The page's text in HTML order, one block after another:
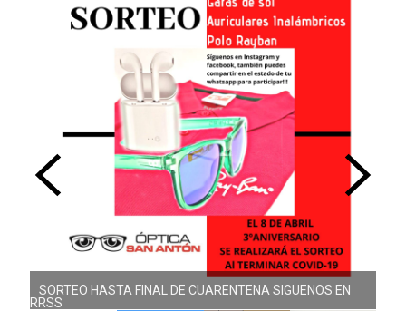
SORTEO HASTA FINAL DE CUARENTENA SIGUENOS EN
RRSS